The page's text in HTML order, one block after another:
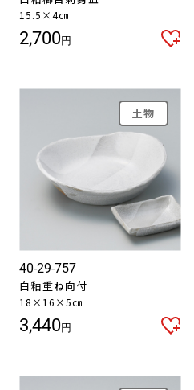
15.5×4㎝
2,700円
土物
40-29-757
白釉重ね向付
18×16×5㎝
3,440円